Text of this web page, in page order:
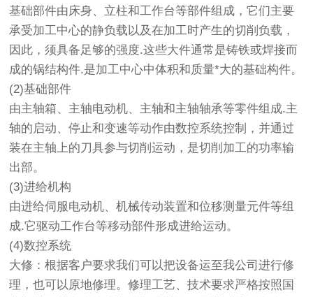
基础部件由床身、立柱和工作台等部件组成，它们主要
承受加工中心的静负载以及在加工时产生的切削负载，
因此，须具备足够的强度.这些大件通常是铸铁或焊接而
成的锅结构件.是加工中心中体积和质量*大的基础构件。
(2)基础部件
由主轴箱、主轴电动机、主轴和主轴轴承等零件组成.主
轴的启动、停止和变速等动作由数控系统控制，并通过
装在主轴上的刀具参与切削运动，是切削加工的功率输
出部。
(3)进给机构
由进给伺服电动机、机械传动装置和位移测量元件等组
成.它驱动工作台等移动部件形成进给运动。
(4)数控系统
大修：根据客户要求我们可以把设备运至我公司进行修
理，也可以原地修理。修理工艺、技术要求严格按照国